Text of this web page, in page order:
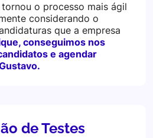
o processo mais ágil
considerando o
que a empresa
conseguimos nos
e agendar
de Testes